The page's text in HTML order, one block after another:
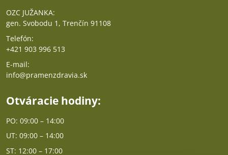
OZC JUŽANKA:
gen. Svobodu 1, Trenčín 91108
Telefón:
+421 903 996 513
E-mail:
info@pramenzdravia.sk
Otváracie hodiny:
PO: 09:00 – 14:00
UT: 09:00 – 14:00
ST: 12:00 – 17:00